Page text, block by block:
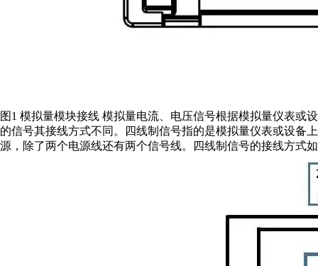
图1 模拟量模块接线 模拟量电流、电压信号根据模拟量仪表或
的信号其接线方式不同。四线制信号指的是模拟量仪表或设备
源，除了两个电源线还有两个信号线。四线制信号的接线方式